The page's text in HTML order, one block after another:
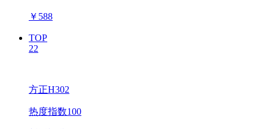
￥ 588
TOP
22
方正H302
热度指数100